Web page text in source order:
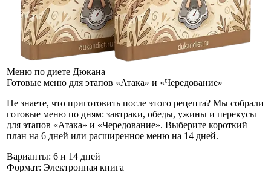
Меню по диете Дюкана
Готовые меню для этапов «Атака» и «Чередование»
Не знаете, что приготовить после этого рецепта? Мы собрали
готовые меню по дням: завтраки, обеды, ужины и перекусы
для этапов «Атака» и «Чередование». Выберите короткий
план на 6 дней или расширенное меню на 14 дней.
Варианты: 6 и 14 дней
Формат: Электронная книга